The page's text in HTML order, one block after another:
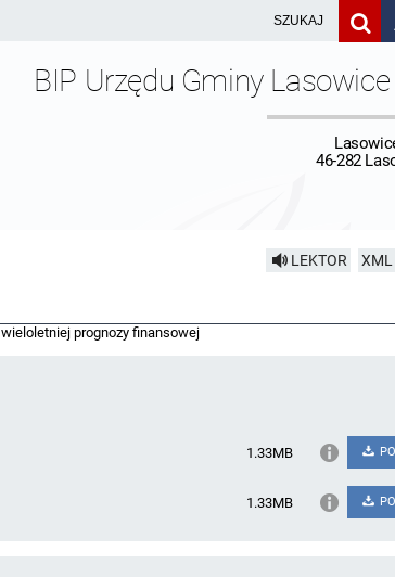
BIP Urzędu Gminy
46-282
LEKTOR XML
prognozy finansowej
1.33MB
1.33MB